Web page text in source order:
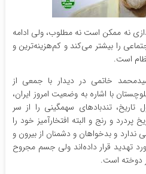
نه ممکن است نه مطلوب، ولی ادامه
را بیشتر می‌کند و کم‌هزینه‌ترین و
است.
خاتمی در دیدار با جمعی از
با اشاره به وضعیت امروز ایران،
تاریخ، تندبادهای سهمگینی را از سر
پردرد و رنج و البته افتخارآمیز خود را
و بدخواهان و دشمنان از بیرون و
تهدید قرار داده‌اند ولی جسم مجروح
دوخته است.